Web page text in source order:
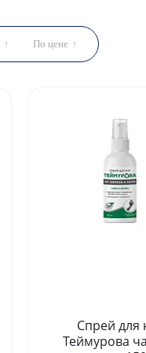
По цене
Спрей для
Теймурова